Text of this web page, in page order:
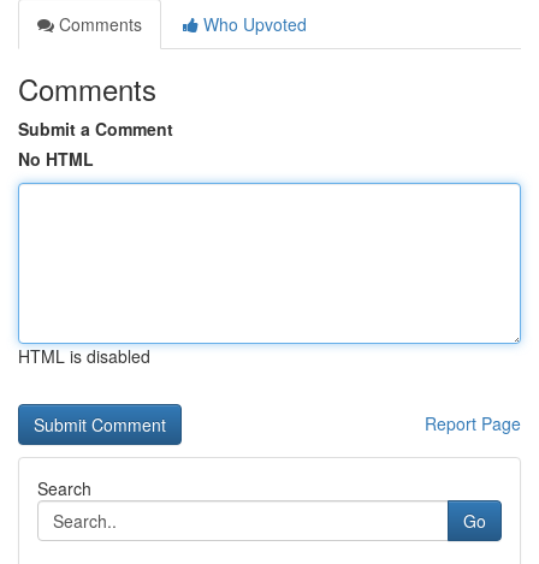
Comments
Who Upvoted
Comments
Submit a Comment
No HTML
HTML is disabled
Report Page
Search
Go